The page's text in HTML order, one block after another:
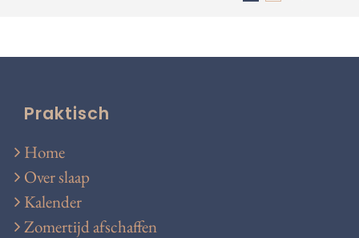
Praktisch
Home
Over slaap
Kalender
Zomertijd afschaffen